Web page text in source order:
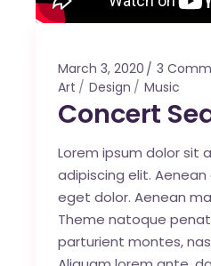
March 3, 2020 3
Art
Design Music
Concert
Lorem ipsum dolor sit
adipiscing elit.
eget dolor. Aenean
Theme natoque
parturient montes,